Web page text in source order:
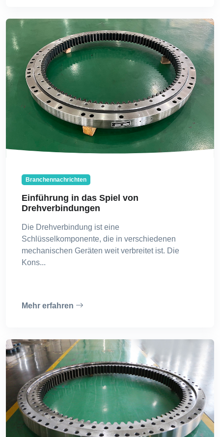
Branchennachrichten
Einführung in das Spiel von
Drehverbindungen
Die Drehverbindung ist eine
Schlüsselkomponente, die in verschiedenen
mechanischen Geräten weit verbreitet ist. Die
Kons...
Mehr erfahren